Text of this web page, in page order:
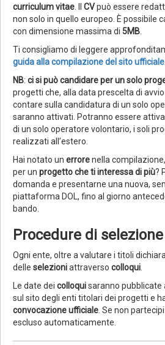
curriculum vitae
CVpuò essere
non solo in quello europeo. È possibile
con dimensione massima di 5MB
Ti consigliamo di leggere
guida alla compilazione del sito ufficiale
NB: ci si può candidare per un solo
progetti che, alla data prescelta di
contare sulla candidatura di un solo
saranno attivati. Potranno essere
di un solo operatore volontario, i soli
realizzati all’estero.
Hai notato un errorenella compilazione,
per un progetto che ti interessa di più?
domanda e presentarne una nuova,
piattaforma DOL, fino al giorno
bando.
Procedure di selezione
Ogni ente, oltre a valutare i titoli
delle selezioniattraverso colloqui
Le date dei colloquisaranno pubblicate
sul sito degli enti titolari dei progetti e
convocazione ufficiale . Se non
escluso automaticamente.